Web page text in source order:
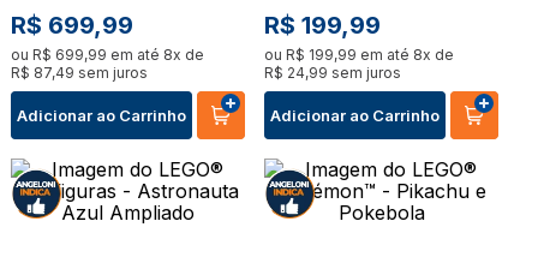
R$ 699,99
ou R$ 699,99 em até 8x de
R$ 87,49 sem juros
Adicionar ao Carrinho
R$ 199,99
ou R$ 199,99 em até 8x de
R$ 24,99 sem juros
Adicionar ao Carrinho